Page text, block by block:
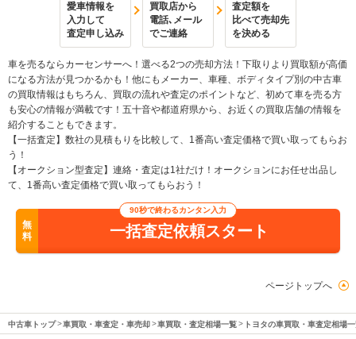
愛車情報を
入力して
査定申し込み
買取店から
電話､メール
でご連絡
査定額を
比べて売却先
を決める
車を売るならカーセンサーへ！選べる2つの売却方法！下取りより買取額が高価
になる方法が見つかるかも！他にもメーカー、車種、ボディタイプ別の中古車
の買取情報はもちろん、買取の流れや査定のポイントなど、初めて車を売る方
も安心の情報が満載です！五十音や都道府県から、お近くの買取店舗の情報を
紹介することもできます。
【一括査定】数社の見積もりを比較して、1番高い査定価格で買い取ってもらお
う！
【オークション型査定】連絡・査定は1社だけ！オークションにお任せ出品し
て、1番高い査定価格で買い取ってもらおう！
無
料
90秒で終わるカンタン入力
一括査定依頼スタート
ページトップへ
中古車トップ 車買取・車査定・車売却 車買取・査定相場一覧 トヨタの車買取・車査定相場